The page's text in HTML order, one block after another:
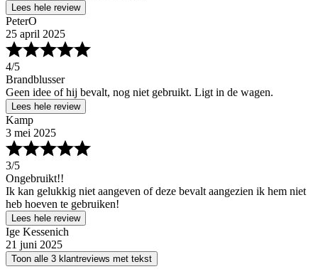
Lees hele review
PeterO
25 april 2025
4/5
Brandblusser
Geen idee of hij bevalt, nog niet gebruikt. Ligt in de wagen.
Lees hele review
Kamp
3 mei 2025
3/5
Ongebruikt!!
Ik kan gelukkig niet aangeven of deze bevalt aangezien ik hem niet
heb hoeven te gebruiken!
Lees hele review
Ige Kessenich
21 juni 2025
Toon alle 3 klantreviews met tekst